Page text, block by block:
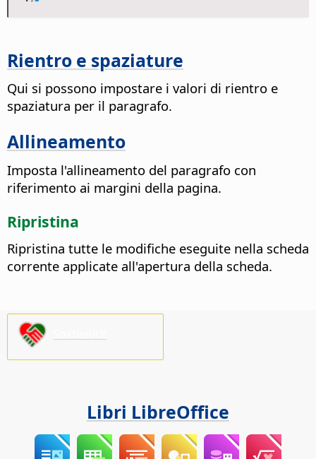
Rientro e spaziature
Qui si possono impostare i valori di rientro e
spaziatura per il paragrafo.
Allineamento
Imposta l'allineamento del paragrafo con
riferimento ai margini della pagina.
Ripristina
Ripristina tutte le modifiche eseguite nella scheda
corrente applicate all'apertura della scheda.
Libri LibreOffice